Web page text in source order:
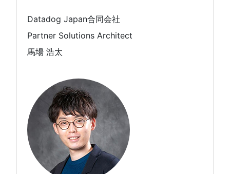
Datadog Japan合同会社
Partner Solutions Architect
馬場 浩太